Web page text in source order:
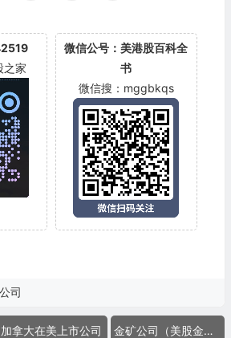
之家
微信公号：美港股百科全
书
微信搜：mggbkqs
司
加拿大在美上市公司 金矿公司（美股金矿股）